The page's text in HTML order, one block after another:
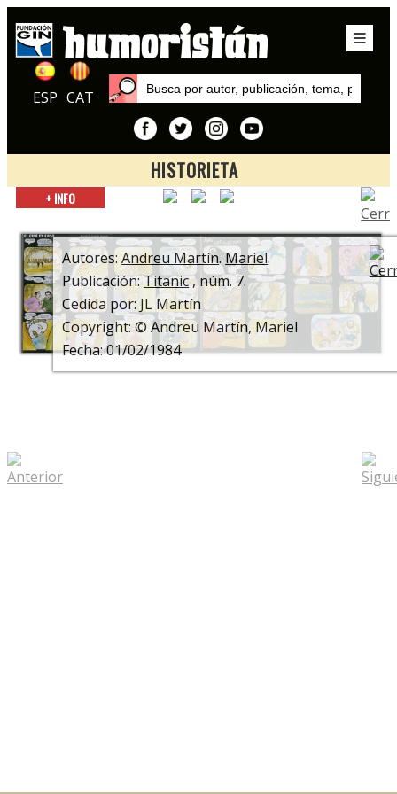
ESP CAT
HISTORIETA
Inicio
Andreu Martín
+ INFO
Autores:Andreu Martín.Mariel.
Publicación:Titanic, núm. 7.
Cedida por: JL Martín
Copyright: © Andreu Martín, Mariel
Fecha: 01/02/1984